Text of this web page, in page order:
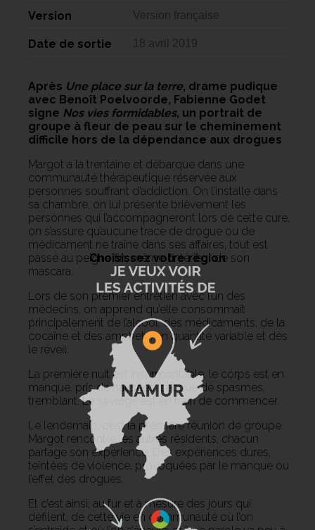
Version Version française
Date de sortie 18 avril 2019
Après Une place sur la terre, drame pudique
avec Benoît Poelvoorde, Fabienne Godet
signe Nos vies formidables, un portrait de
groupe à fleur de peau sur le cheminement
difficile hors de la dépendance aux drogues
Margot a la trentaine et débarque dans une
communauté thérapeutique réservée aux
personnes souffrant d’addiction. On l’installe dans
sa chambre, on lui présente brièvement les
personnes qui l’accompagneront lors de cette cure,
on s’assure qu’aucune trace de drogue ou de
médicament ne traîne dans ses affaires, tout est
passé au peigne fin, même l’intérieur de son
mascara.
Lors de son premier entretien avec l’un des
médecins, on apprend qu’elle consommait
principalement de l’alcool, des médicaments, de la
cocaïne et des amphets, en quantité variable et dès
le réveil.
La première nuit est insurmontable, le corps est en
manque, pris de nausées, secoué de spasmes,
tremblant. Le sevrage est en train de commencer.
Le lendemain, c’est la première réunion de groupe.
Margot rencontre les autres résidents, chacun
partage son expérience. Des expériences dures,
teintées de violence, provoquées par le manque ou
l’effet des drogues.
Et c’est ainsi, au fur et à mesure des jours qui
défilent, de cette vie en communauté où l’on
Choisissez votre région